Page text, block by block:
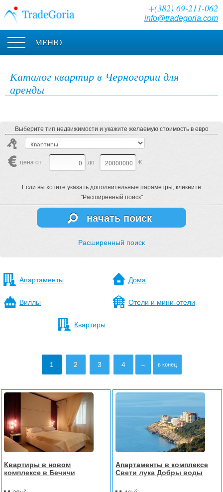
+(382) 69-211-062
info@tradegoria.com
МЕНЮ
Каталог квартир в Черногории для
аренды
Выберите тип недвижимости и укажите желаемую стоимость в евро
цена от до €
Если вы хотите указать дополнительные параметры, кликните
"Расширенный поиск"
начать поиск
Расширенный поиск
Апартаменты Дома
Виллы Отели и мини-отели
Квартиры
1 2 3 4 → в конец
Квартиры в новом
комплексе в Бечичи
Апартаменты в комплексе
Свети лука Добры воды